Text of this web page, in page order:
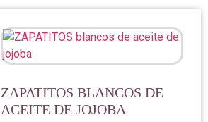
ZAPATITOS BLANCOS DE
ACEITE DE JOJOBA